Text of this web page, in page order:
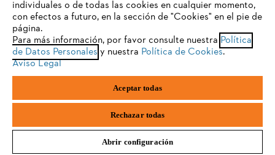
Política tratamiento de datos personales Aviso legal
Cookies Información legal
STIHL S.A.S.Parque La Regional Aeropuerto, Interior 30, Rionegro,
firefox chrome
safari edge
individuales o de todas las cookies en cualquier momento,
con efectos a futuro, en la sección de "Cookies" en el pie de
página.
Para más información, por favor consulte nuestra Política
de Datos Personales y nuestra Política de Cookies.
Aviso Legal
Aceptar todas
Rechazar todas
Abrir configuración